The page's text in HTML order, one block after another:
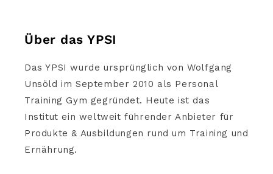
Über das YPSI
Das YPSI wurde ursprünglich von Wolfgang
Unsöld im September 2010 als Personal
Training Gym gegründet. Heute ist das
Institut ein weltweit führender Anbieter für
Produkte & Ausbildungen rund um Training und
Ernährung.